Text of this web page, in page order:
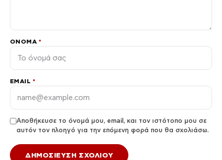
ΌΝΟΜΑ *
EMAIL *
Αποθήκευσε το όνομά μου, email, και τον ιστότοπο μου σε
αυτόν τον πλοηγό για την επόμενη φορά που θα σχολιάσω.